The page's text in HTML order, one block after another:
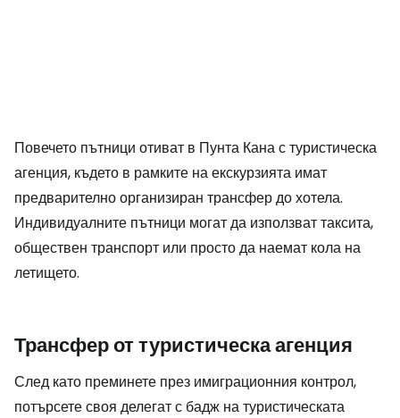
Повечето пътници отиват в Пунта Кана с туристическа
агенция, където в рамките на екскурзията имат
предварително организиран трансфер до хотела.
Индивидуалните пътници могат да използват таксита,
обществен транспорт или просто да наемат кола на
летището.
Трансфер от туристическа агенция
След като преминете през имиграционния контрол,
потърсете своя делегат с бадж на туристическата